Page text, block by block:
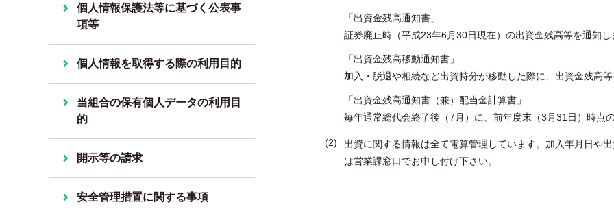
「出資金残高通知書」
証券廃止時（平成23年6月30日現在）の出資金残高等を通知し
「出資金残高移動通知書」
加入・脱退や相続など出資持分が移動した際に、出資金残高
「出資金残高通知書（兼）配当金計算書」
毎年通常総代会終了後（7月）に、前年度末（3月31日）時点
出資に関する情報は全て電算管理しています。加入年月日や
は営業課窓口でお申し付け下さい。
個人情報保護法等に基づく公表事
項等
個人情報を取得する際の利用目的
当組合の保有個人データの利用目
的
開示等の請求
安全管理措置に関する事項